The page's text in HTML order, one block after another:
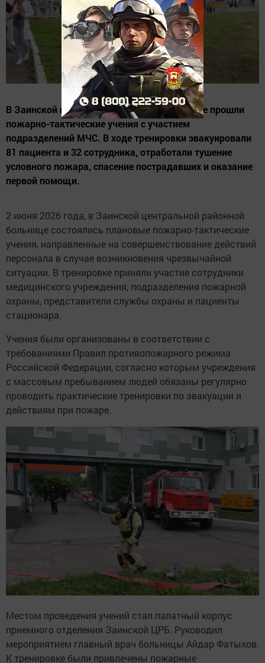
В Заинской центральной районной больнице прошли
пожарно-тактические учения с участием
подразделений МЧС. В ходе тренировки эвакуировали
81 пациента и 32 сотрудника, отработали тушение
условного пожара, спасение пострадавших и оказание
первой помощи.
2 июня 2026 года, в Заинской центральной районной
больнице состоялись плановые пожарно-тактические
учения, направленные на совершенствование действий
персонала в случае возникновения чрезвычайной
ситуации. В тренировке приняли участие сотрудники
медицинского учреждения, подразделения пожарной
охраны, представители службы охраны и пациенты
стационара.
Учения были организованы в соответствии с
требованиями Правил противопожарного режима
Российской Федерации, согласно которым учреждения
с массовым пребыванием людей обязаны регулярно
проводить практические тренировки по эвакуации и
действиям при пожаре.
Местом проведения учений стал палатный корпус
приемного отделения Заинской ЦРБ. Руководил
мероприятием главный врач больницы Айдар Фатыхов.
К тренировке были привлечены пожарные